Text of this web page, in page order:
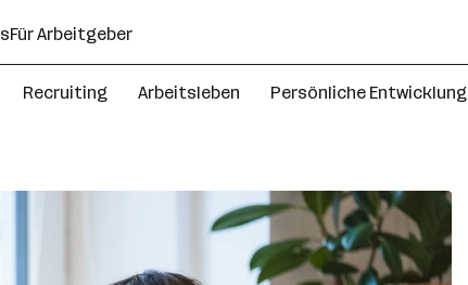
Für Arbeitgeber
Recruiting Arbeitsleben Persönliche Entwicklung